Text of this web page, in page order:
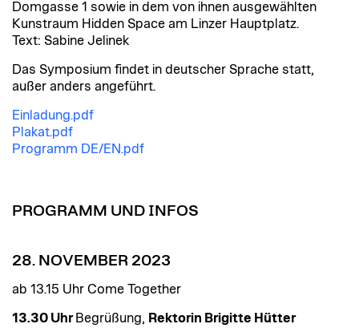
Domgasse 1 sowie in dem von ihnen ausgewählten
Kunstraum Hidden Space am Linzer Hauptplatz.
Text: Sabine Jelinek
Das Symposium findet in deutscher Sprache statt,
außer anders angeführt.
Einladung.pdf
Plakat.pdf
Programm DE/EN.pdf
PROGRAMM UND INFOS
28. NOVEMBER 2023
ab 13.15 Uhr Come Together
13.30 Uhr Begrüßung, Rektorin Brigitte Hütter